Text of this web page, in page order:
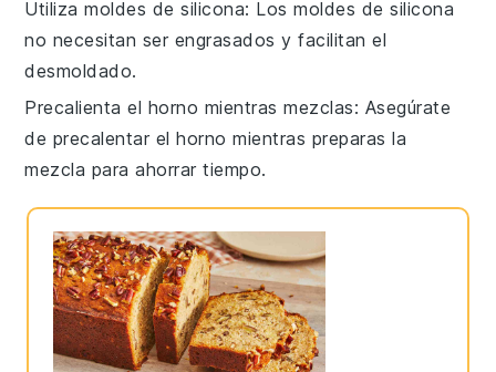
Utiliza moldes de silicona: Losmoldes de silicona
no necesitan ser engrasados y facilitan el
desmoldado.
Precalienta el horno mientras mezclas: Asegúrate
de precalentar el horno mientras preparas la
mezcla para ahorrar tiempo.